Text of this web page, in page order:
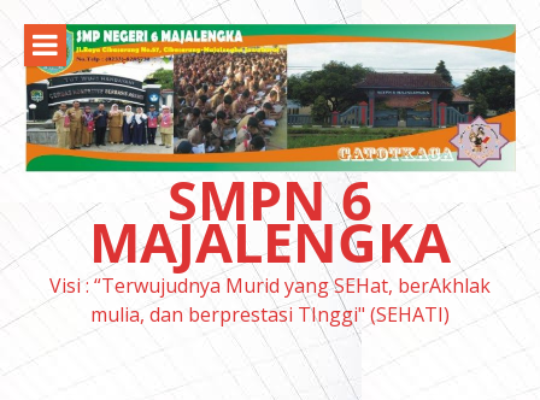
konten
SMPN 6
MAJALENGKA
Visi : “Terwujudnya Murid yang SEHat, berAkhlak
mulia, dan berprestasi TInggi" (SEHATI)